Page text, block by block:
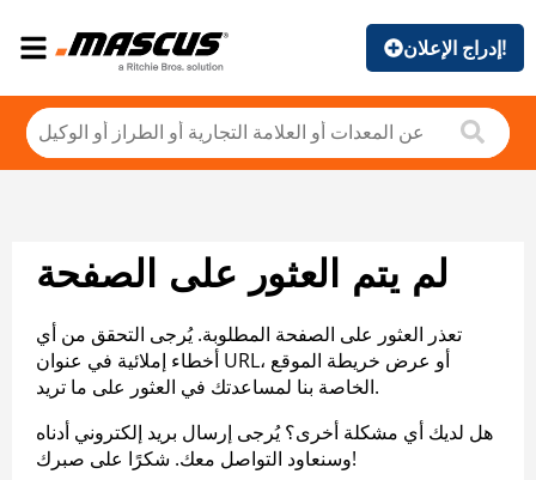
إدراج الإعلان!
لم يتم العثور على الصفحة
تعذر العثور على الصفحة المطلوبة. يُرجى التحقق من أي
أخطاء إملائية في عنوان URL، أو عرض خريطة الموقع
الخاصة بنا لمساعدتك في العثور على ما تريد.
هل لديك أي مشكلة أخرى؟ يُرجى إرسال بريد إلكتروني أدناه
وسنعاود التواصل معك. شكرًا على صبرك!